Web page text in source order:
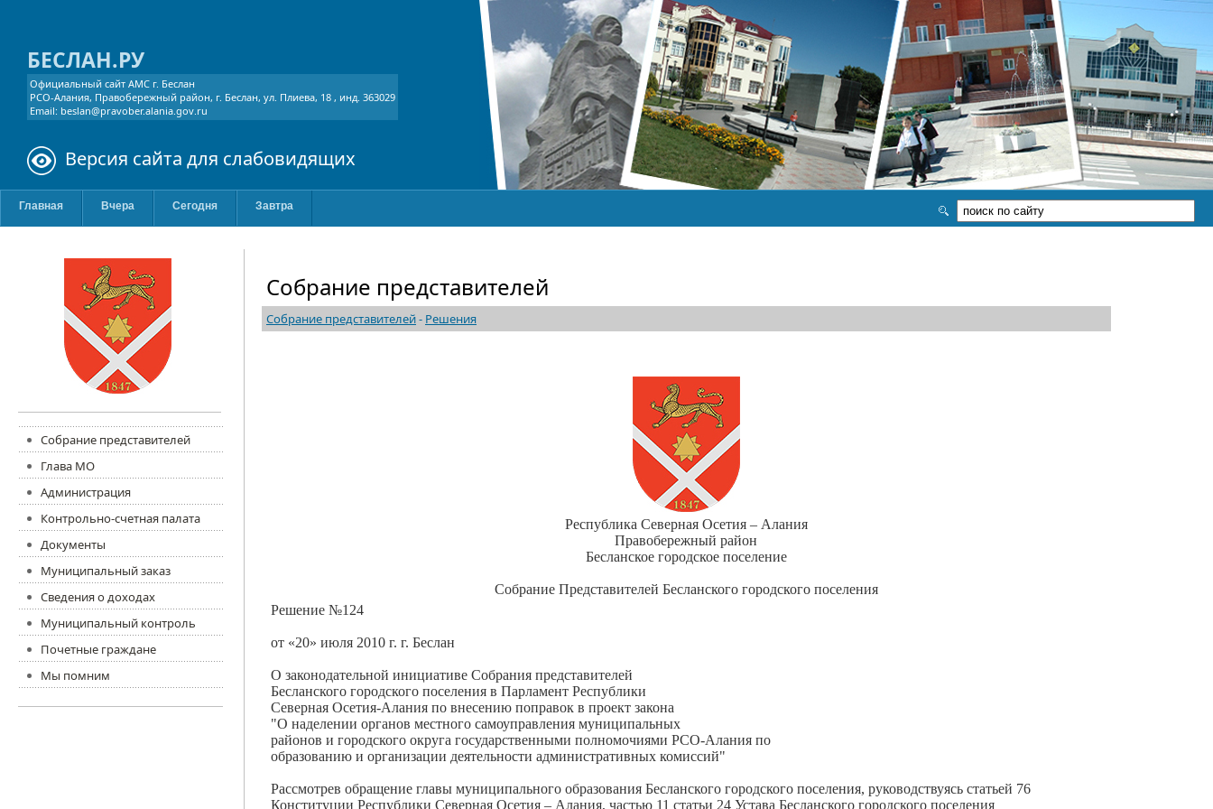
БЕСЛАН.РУ
Официальный сайт АМС г. Беслан
РСО-Алания, Правобережный район, г. Беслан, ул. Плиева, 18 , инд. 363029
Email: beslan@pravober.alania.gov.ru
Версия сайта для слабовидящих
Главная Вчера Сегодня Завтра
Собрание представителей
Глава МО
Администрация
Контрольно-счетная палата
Документы
Муниципальный заказ
Сведения о доходах
Муниципальный контроль
Почетные граждане
Мы помним
Собрание представителей
Собрание представителей- Решения
Республика Северная Осетия – Алания
Правобережный район
Бесланское городское поселение
Собрание Представителей Бесланского городского поселения
Решение №124
от «20» июля 2010 г. г. Беслан
О законодательной инициативе Собрания представителей
Бесланского городского поселения в Парламент Республики
Северная Осетия-Алания по внесению поправок в проект закона
"О наделении органов местного самоуправления муниципальных
районов и городского округа государственными полномочиями РСО-Алания по
образованию и организации деятельности административных комиссий"
Рассмотрев обращение главы муниципального образования Бесланского городского поселения, руководствуясь статьей 76
Конституции Республики Северная Осетия – Алания, частью 11 статьи 24 Устава Бесланского городского поселения